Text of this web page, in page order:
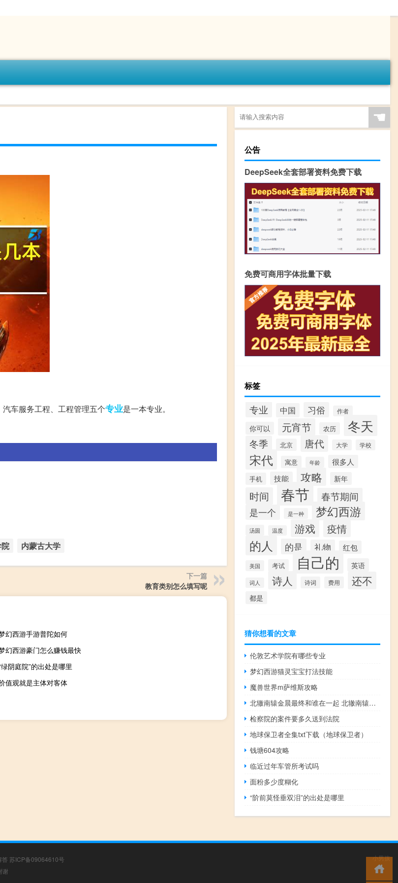
车服务工程、工程管理五个专业是一本专业。
内蒙古大学
下一篇
教育类别怎么填写呢
幻西游手游普陀如何
幻西游豪门怎么赚钱最快
绿阴庭院”的出处是哪里
值观就是主体对客体
☚
公告
DeepSeek全套部署资料免费下载
免费可商用字体批量下载
标签
专业 中国 习俗 作者
你可以 元宵节 农历 冬天
冬季 北京 唐代 大学 学校
宋代 寓意 年龄 很多人
手机 技能 攻略 新年
时间 春节 春节期间
是一个 是一种 梦幻西游
汤圆 温度 游戏 疫情
的人 的是 礼物 红包
美国 考试 自己的 英语
词人 诗人 诗词 费用 还不
都是
猜你想看的文章
伦敦艺术学院有哪些专业
梦幻西游猫灵宝宝打法技能
魔兽世界m萨维斯攻略
北辙南辕金晨最终和谁在一起 北辙南辕金晨和谁演一对
检察院的案件要多久送到法院
地球保卫者全集txt下载（地球保卫者）
钱塘604攻略
临近过年车管所考试吗
面粉多少度糊化
“阶前莫怪垂双泪”的出处是哪里
答 苏ICP备09064610号
谢
小男孩